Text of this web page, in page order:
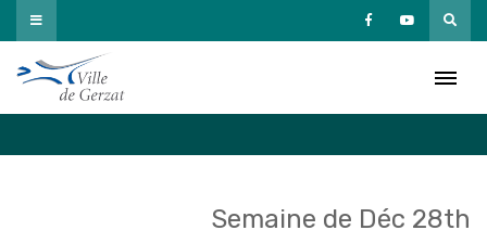
Passer
au
contenu
Semaine de Déc 28th